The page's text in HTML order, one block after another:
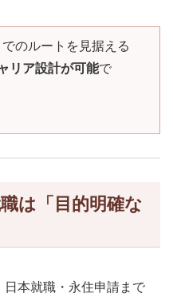
のルートを見据える
リア設計が可能で
は「目的明確な
日本就職・永住申請まで